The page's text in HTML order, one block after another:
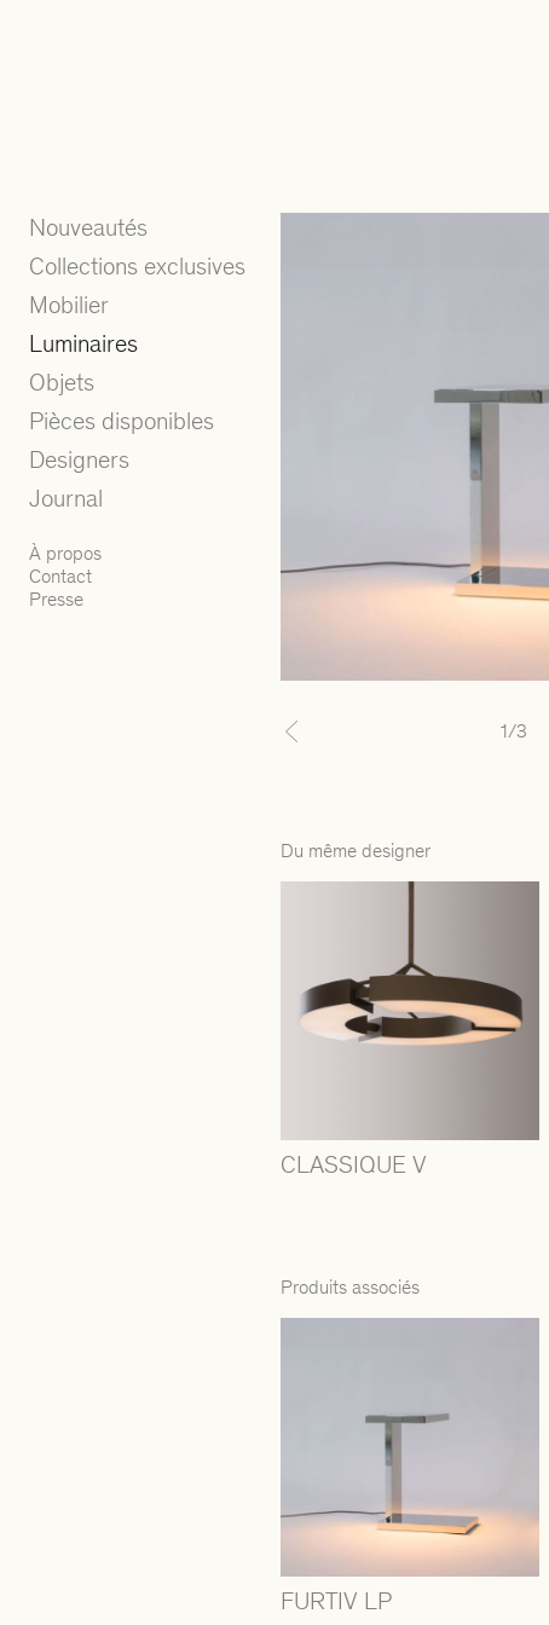
Nouveautés
Collections exclusives
Mobilier
Luminaires
Objets
Pièces disponibles
Designers
Journal
À propos
Contact
Presse
Previous 1/3
Du même designer
CLASSIQUE V
Produits associés
FURTIV LP